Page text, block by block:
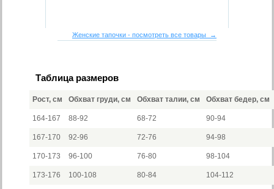
Женские тапочки - посмотреть все товары →
Таблица размеров
Рост, см Обхват груди, см Обхват талии, см Обхват бедер, см
164-167 88-92 68-72 90-94
167-170 92-96 72-76 94-98
170-173 96-100 76-80 98-104
173-176 100-108 80-84 104-112